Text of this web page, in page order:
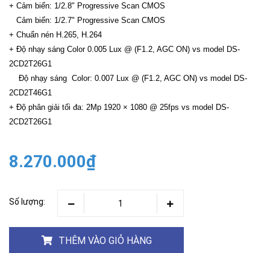
+ Cảm biến: 1/2.8" Progressive Scan CMOS
Cảm biến: 1/2.7" Progressive Scan CMOS
+ Chuẩn nén H.265, H.264
+ Độ nhạy sáng Color 0.005 Lux @ (F1.2, AGC ON) vs model DS-
2CD2T26G1
Độ nhạy sáng Color: 0.007 Lux @ (F1.2, AGC ON) vs model DS-
2CD2T46G1
+ Độ phân giải tối đa: 2Mp 1920 × 1080 @ 25fps vs model DS-
2CD2T26G1
8.270.000₫
Số lượng:
THÊM VÀO GIỎ HÀNG